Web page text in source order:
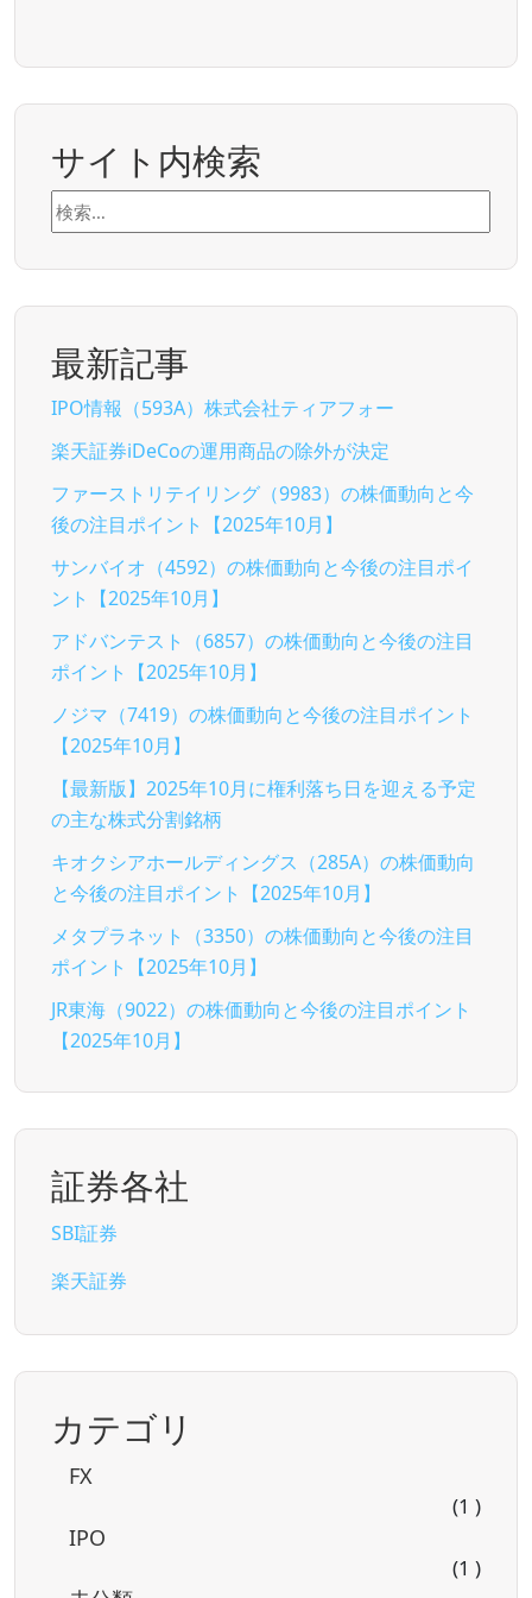
サイト内検索
検
索:
最新記事
IPO情報（593A）株式会社ティアフォー
楽天証券iDeCoの運用商品の除外が決定
ファーストリテイリング（9983）の株価動向と今
後の注目ポイント【2025年10月】
サンバイオ（4592）の株価動向と今後の注目ポイ
ント【2025年10月】
アドバンテスト（6857）の株価動向と今後の注目
ポイント【2025年10月】
ノジマ（7419）の株価動向と今後の注目ポイント
【2025年10月】
【最新版】2025年10月に権利落ち日を迎える予定
の主な株式分割銘柄
キオクシアホールディングス（285A）の株価動向
と今後の注目ポイント【2025年10月】
メタプラネット（3350）の株価動向と今後の注目
ポイント【2025年10月】
JR東海（9022）の株価動向と今後の注目ポイント
【2025年10月】
証券各社
SBI証券
楽天証券
カテゴリ
FX
(1 )
IPO
(1 )